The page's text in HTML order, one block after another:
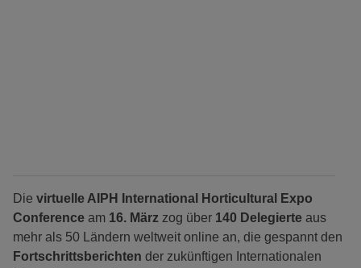
Die virtuelle AIPH International Horticultural Expo
Conference am 16. März zog über 140 Delegierte aus
mehr als 50 Ländern weltweit online an, die gespannt den
Fortschrittsberichten der zukünftigen Internationalen